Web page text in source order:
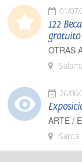
01/
122
gratuito
OTRAS
26/
ARTE /